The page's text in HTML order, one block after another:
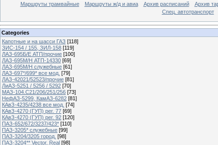
Маршруты трамвайные
Маршруты ж/д и авиа Архив расписаний
Архив
Спец. автотранспорт
Categories
Капотные и на шасси ГАЗ [118]
ЗИС-154 / 155, ЗИЛ-158 [119]
ЛАЗ-695Б/Е АТП/прочие [100]
ЛАЗ-695М/Н АТП-14330 [69]
ЛАЗ-695М/Н служебные [61]
ЛАЗ-697*/699* все мод. [79]
ЛАЗ-42021/52523/прочие [81]
ЛиАЗ-5251 / 5256 / 5292 [70]
МАЗ-104.C21/206/251/256 [73]
НефАЗ-5299, КамАЗ-6282 [81]
КАвЗ-4235/4238 все мод. [74]
КАвЗ-4270 (ГУП) рег. 77 [69]
КАвЗ-4270 (ГУП) рег. 92 [120]
ПАЗ-652/672/3237/423* [110]
ПАЗ-3205* служебные [99]
ПАЗ-3204/3205 город. [98]
ПАЗ-3204** Vector, Real [98]